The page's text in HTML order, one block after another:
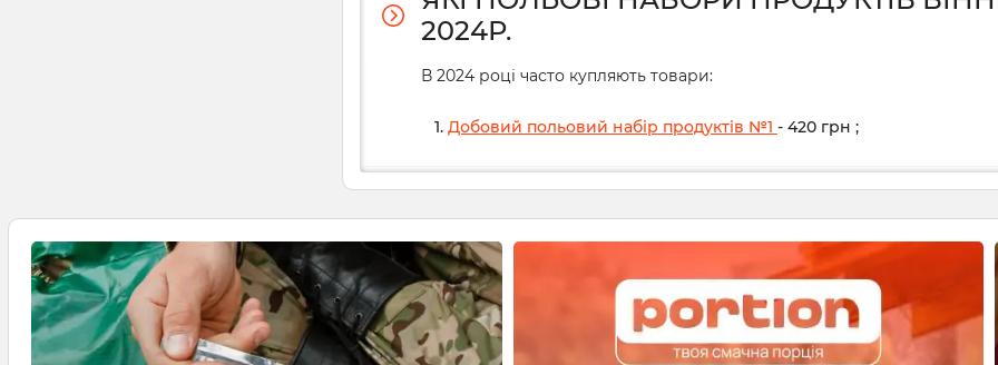
2024Р.
В 2024 році часто купляють товари:
Добовий польовий набір продуктів №1 - 420 грн ;